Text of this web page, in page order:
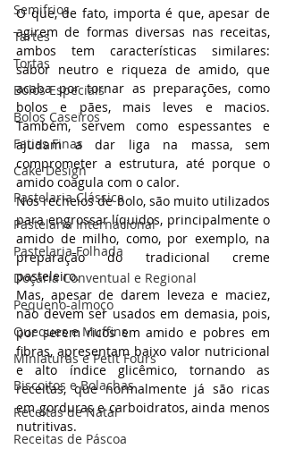
Semifrios
Tartes
Tortas
Bolos Especiais
Bolos Caseiros
Fatias Finas
Cake Design
Pastelaria Clássica
Pastelaria Internacional
Pastelaria Folhada
Doçaria Conventual e Regional
Pequeno-almoço
Queques e Muffins
Miniaturas e Petit Fours
Biscoitos e Bolachas
Receitas de Natal
Receitas de Páscoa
O que, de fato, importa é que, apesar de
agirem de formas diversas nas receitas,
ambos tem características similares:
sabor neutro e riqueza de amido, que
acaba por tornar as preparações, como
bolos e pães, mais leves e macios.
Também, servem como espessantes e
ajudam a dar liga na massa, sem
comprometer a estrutura, até porque o
amido coagula com o calor.
Nos recheios de bolo, são muito utilizados
para engrossar líquidos, principalmente o
amido de milho, como, por exemplo, na
preparação do tradicional creme
pasteleiro.
Mas, apesar de darem leveza e maciez,
não devem ser usados em demasia, pois,
por serem ricos em amido e pobres em
fibras, apresentam baixo valor nutricional
e alto índice glicêmico, tornando as
receitas, que normalmente já são ricas
em gorduras e carboidratos, ainda menos
nutritivas.